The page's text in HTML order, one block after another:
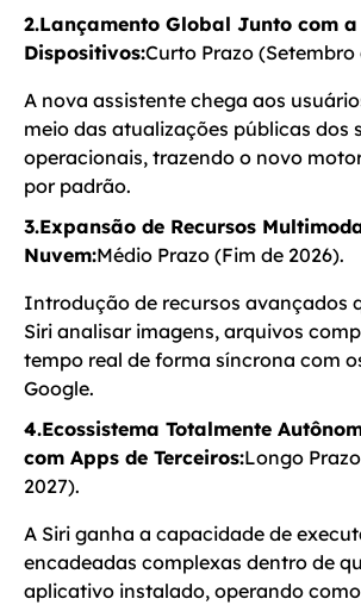
2.Lançamento Global Junto com
Dispositivos:Curto Prazo (Setembro
A nova assistente chega aos
meio das atualizações públicas dos
operacionais, trazendo o novo
por padrão.
3.Expansão de Recursos
Nuvem:Médio Prazo (Fim de 2026).
Introdução de recursos avançados
Siri analisar imagens, arquivos
tempo real de forma síncrona com
Google.
4.Ecossistema Totalmente
com Apps de Terceiros:Longo
2027).
A Siri ganha a capacidade de
encadeadas complexas dentro de
aplicativo instalado, operando